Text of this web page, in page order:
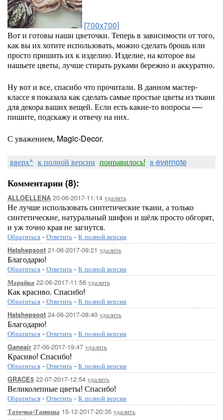
[700x700]
Вот и готовы наши цветочки. Теперь в зависимости от того,
как вы их хотите использовать, можно сделать брошь или
просто пришить их к изделию. Изделие, на которое вы
нашьете цветы, лучше стирать руками бережно и аккуратно.
Ну вот и все, спасибо что прочитали. В данном мастер-
классе я показала как сделать самые простые цветы из ткани
для декора ваших вещей. Если есть какие-то вопросы —-
пишите, подскажу и отвечу на них.
С уважением, Magic-Decor.
вверх^ к полной версии понравилось! в evernote
Комментарии (8):
ALLOELLENA 20-06-2017-11:14 удалить
Не лучше использовать синтетические ткани, а только
синтетические, натуральный шифон и шёлк просто обгорят,
и уж точно края не загнутся.
Обратиться - Ответить - К полной версии
Hatshepsoot 21-06-2017-09:21 удалить
Благодарю!
Обратиться - Ответить - К полной версии
Марайка 22-06-2017-11:56 удалить
Как красиво. Спасибо!
Обратиться - Ответить - К полной версии
Hatshepsoot 24-06-2017-08:40 удалить
Благодарю!
Обратиться - Ответить - К полной версии
Ganeair 27-06-2017-19:47 удалить
Красиво! Спасибо!
Обратиться - Ответить - К полной версии
GRACE5 22-07-2017-12:54 удалить
Великолепные цветы! Спасибо!
Обратиться - Ответить - К полной версии
Таточка-Танюша 15-12-2017-20:35 удалить